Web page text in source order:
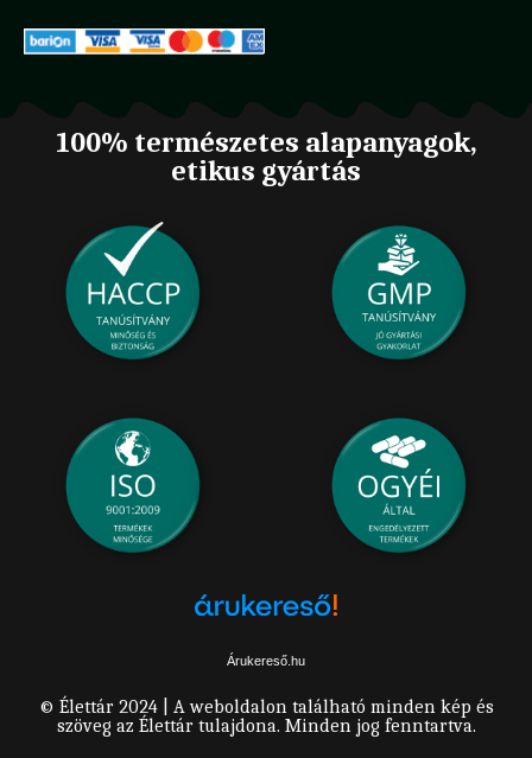
100% természetes alapanyagok,
etikus gyártás
Árukereső.hu
© Élettár 2024 | A weboldalon található minden kép és
szöveg az Élettár tulajdona. Minden jog fenntartva.